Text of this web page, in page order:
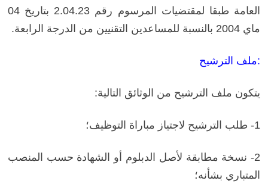
العامة طبقا لمقتضيات المرسوم رقم 2.04.23 بتاريخ 04
ماي 2004 بالنسبة للمساعدين
التقنيين من الدرجة الرابعة.
ملف الترشيح:
يتكون ملف الترشيح من الوثائق التالية:
1- طلب الترشيح لاجتياز مباراة التوظيف؛
2- نسخة مطابقة لأصل الدبلوم أو الشهادة حسب المنصب
المتباري بشأنه؛